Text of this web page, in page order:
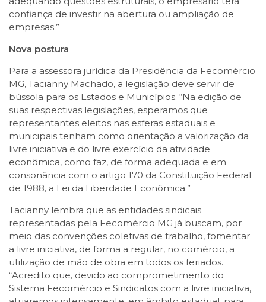
confiança de investir na abertura ou ampliação de
empresas.”
Nova postura
Para a assessora jurídica da Presidência da Fecomércio
MG, Tacianny Machado, a legislação deve servir de
bússola para os Estados e Municípios. “Na edição de
suas respectivas legislações, esperamos que
representantes eleitos nas esferas estaduais e
municipais tenham como orientação a valorização da
livre iniciativa e do livre exercício da atividade
econômica, como faz, de forma adequada e em
consonância com o artigo 170 da Constituição Federal
de 1988, a Lei da Liberdade Econômica.”
Tacianny lembra que as entidades sindicais
representadas pela Fecomércio MG já buscam, por
meio das convenções coletivas de trabalho, fomentar
a livre iniciativa, de forma a regular, no comércio, a
utilização de mão de obra em todos os feriados.
“Acredito que, devido ao comprometimento do
Sistema Fecomércio e Sindicatos com a livre iniciativa,